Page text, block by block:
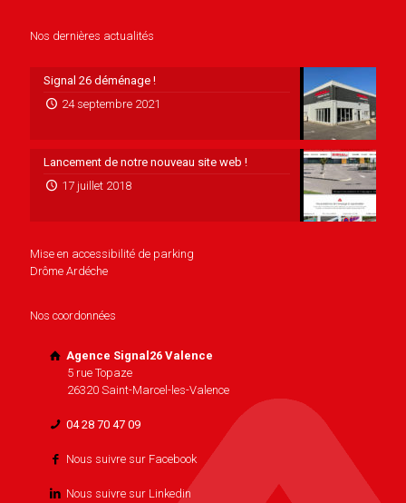
Nos dernières actualités
Signal 26 déménage !
24 septembre 2021
Lancement de notre nouveau site web !
17 juillet 2018
Mise en accessibilité de parking
Drôme Ardéche
Nos coordonnées
Agence Signal26 Valence
5 rue Topaze
26320 Saint-Marcel-les-Valence
04 28 70 47 09
Nous suivre sur Facebook
Nous suivre sur Linkedin